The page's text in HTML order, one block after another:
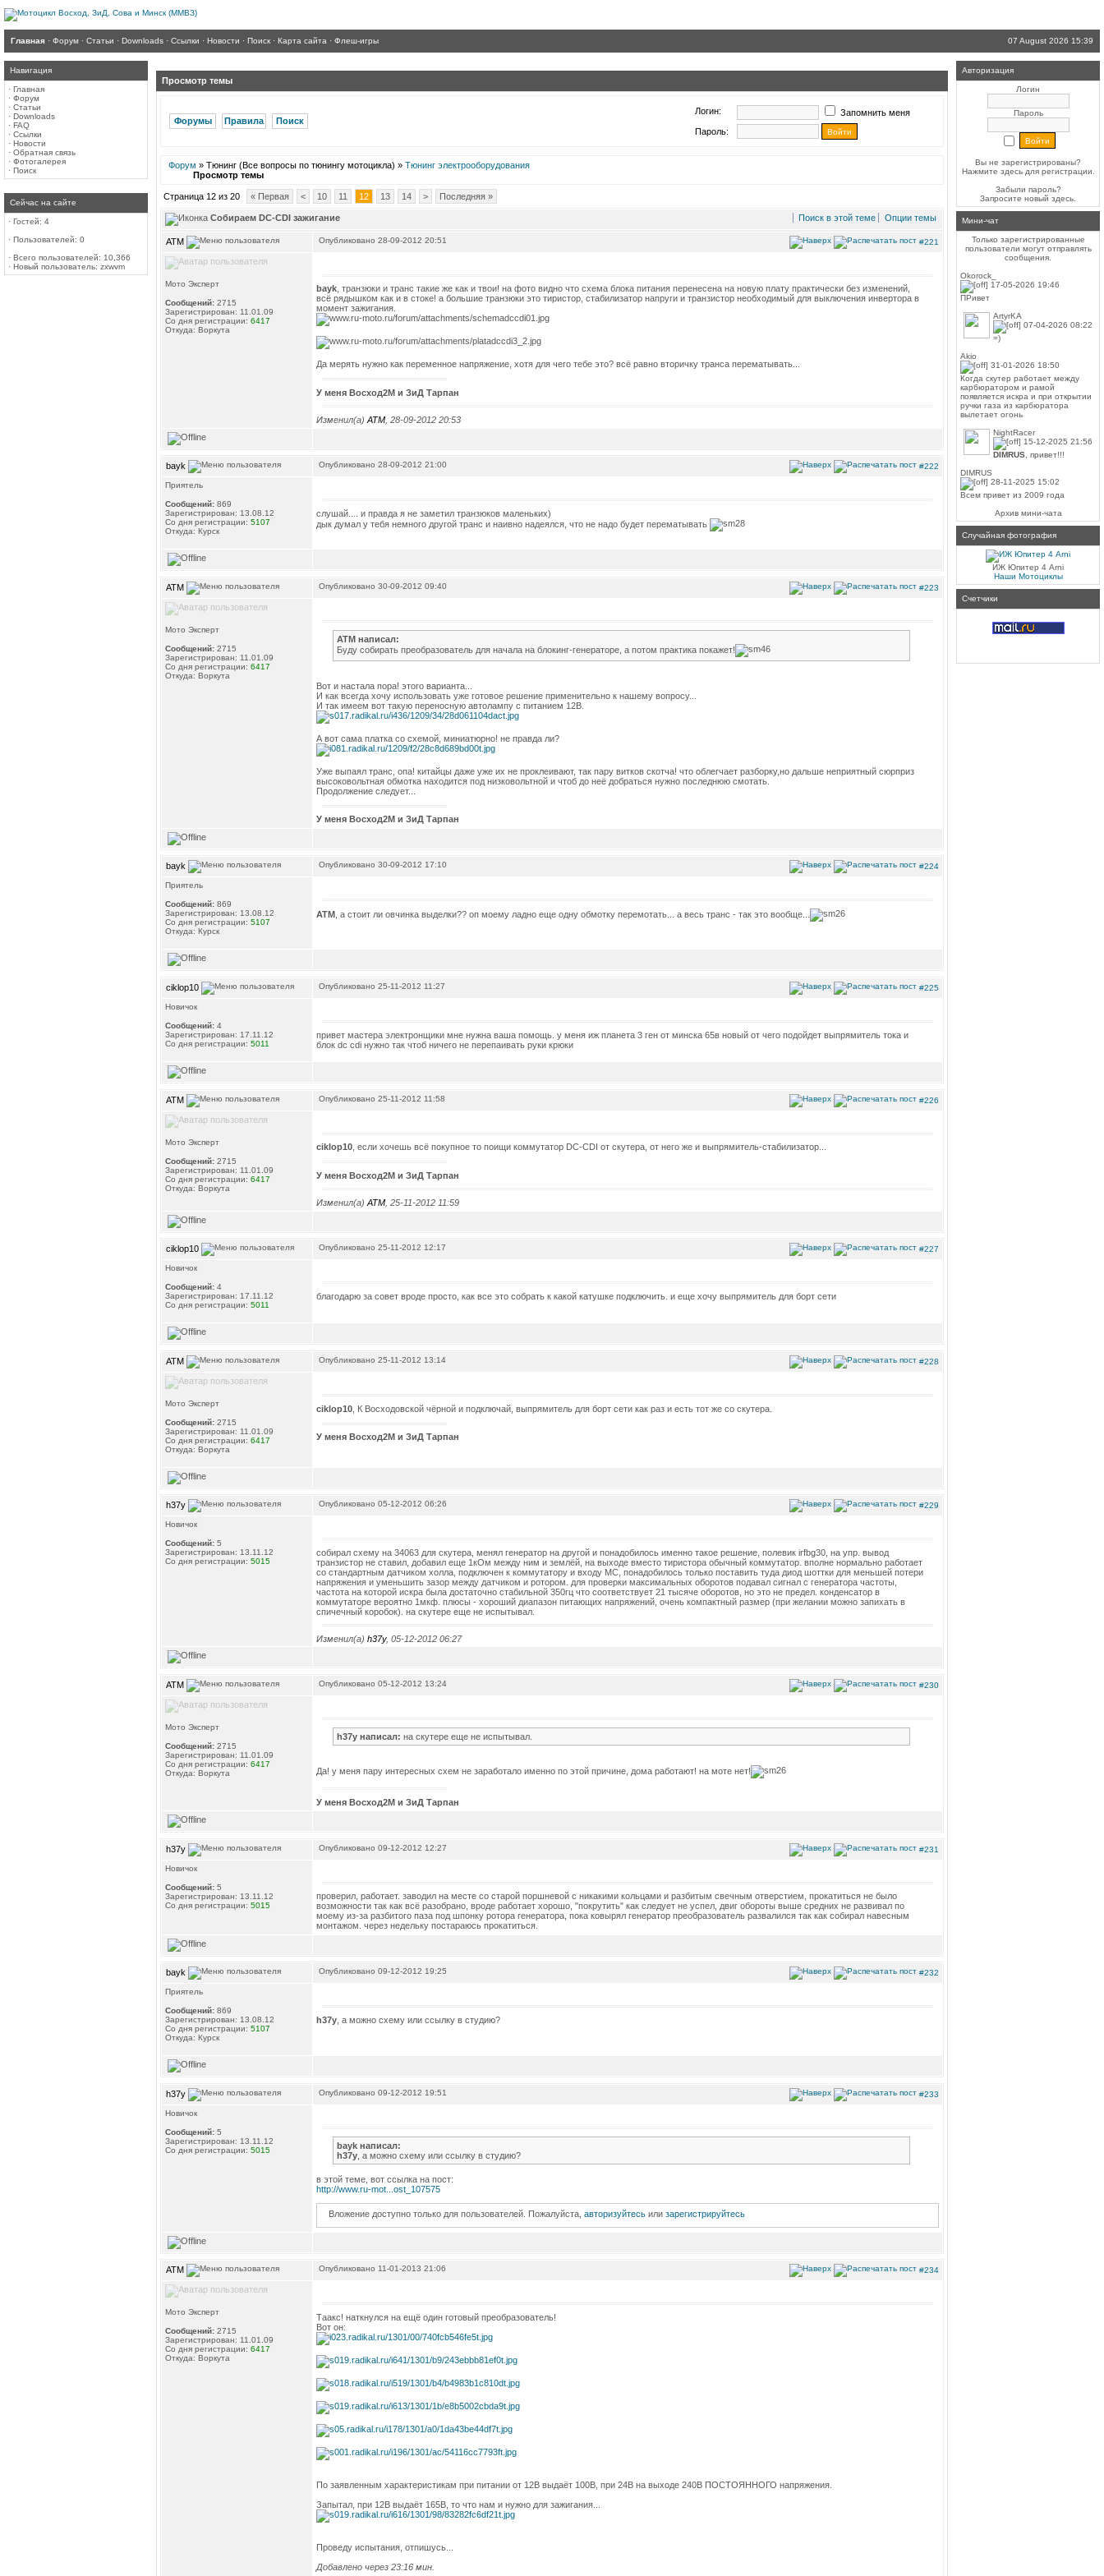
Главная · Форум · Статьи · Downloads · Ссылки · Новости · Поиск · Карта сайта · Флеш-игры 07 August 2026 15:39
Навигация
· Главная
· Форум
· Статьи
· Downloads
· FAQ
· Ссылки
· Новости
· Обратная связь
· Фотогалерея
· Поиск
Сейчас на сайте
· Гостей: 4
· Пользователей: 0
· Всего пользователей: 10,366
· Новый пользователь: zxwvm
Просмотр темы
Форумы Правила Поиск
Логин:
Запомнить меня
Пароль:
Форум » Тюнинг (Все вопросы по тюнингу мотоцикла) » Тюнинг электрооборудования
Просмотр темы
Страница 12 из 20 « Первая < 10 11 12 13 14 > Последняя »
Поиск в этой теме Опции темы
Собираем DC-CDI зажигание
ATM #221
Опубликовано 28-09-2012 20:51
Мото Эксперт
Сообщений: 2715
Зарегистрирован: 11.01.09
Со дня регистрации: 6417
Откуда: Воркута
bayk , транзюки и транс такие же как и твои! на фото видно что схема блока питания перенесена на новую плату практически без изменений,
всё рядышком как и в стоке! а большие транзюки это тиристор, стабилизатор напруги и транзистор необходимый для выключения инвертора в
момент зажигания.
Да мерять нужно как переменное напряжение, хотя для чего тебе это? всё равно вторичку транса перематывать...
У меня Восход2М и ЗиД Тарпан
Изменил(а) ATM , 28-09-2012 20:53
bayk #222
Опубликовано 28-09-2012 21:00
Приятель
Сообщений: 869
Зарегистрирован: 13.08.12
Со дня регистрации: 5107
Откуда: Курск
слушай.... и правда я не заметил транзюков маленьких)
дык думал у тебя немного другой транс и наивно надеялся, что не надо будет перематывать
ATM #223
Опубликовано 30-09-2012 09:40
Мото Эксперт
Сообщений: 2715
Зарегистрирован: 11.01.09
Со дня регистрации: 6417
Откуда: Воркута
ATM написал:
Буду собирать преобразователь для начала на блокинг-генераторе, а потом практика покажет!
Вот и настала пора! этого варианта...
И как всегда хочу использовать уже готовое решение применительно к нашему вопросу...
И так имеем вот такую переносную автолампу с питанием 12В.
А вот сама платка со схемой, миниатюрно! не правда ли?
Уже выпаял транс, опа! китайцы даже уже их не проклеивают, так пару витков скотча! что облегчает разборку,но дальше неприятный сюрприз
высоковольтная обмотка находится под низковольтной и чтоб до неё добраться нужно последнюю смотать.
Продолжение следует...
У меня Восход2М и ЗиД Тарпан
bayk #224
Опубликовано 30-09-2012 17:10
Приятель
Сообщений: 869
Зарегистрирован: 13.08.12
Со дня регистрации: 5107
Откуда: Курск
ATM , а стоит ли овчинка выделки?? оп моему ладно еще одну обмотку перемотать... а весь транс - так это вообще...
ciklop10 #225
Опубликовано 25-11-2012 11:27
Новичок
Сообщений: 4
Зарегистрирован: 17.11.12
Со дня регистрации: 5011
привет мастера электронщики мне нужна ваша помощь. у меня иж планета 3 ген от минска 65в новый от чего подойдет выпрямитель тока и
блок dc cdi нужно так чтоб ничего не перепаивать руки крюки
ATM #226
Опубликовано 25-11-2012 11:58
Мото Эксперт
Сообщений: 2715
Зарегистрирован: 11.01.09
Со дня регистрации: 6417
Откуда: Воркута
ciklop10 , если хочешь всё покупное то поищи коммутатор DC-CDI от скутера, от него же и выпрямитель-стабилизатор...
У меня Восход2М и ЗиД Тарпан
Изменил(а) ATM , 25-11-2012 11:59
ciklop10 #227
Опубликовано 25-11-2012 12:17
Новичок
Сообщений: 4
Зарегистрирован: 17.11.12
Со дня регистрации: 5011
благодарю за совет вроде просто, как все это собрать к какой катушке подключить. и еще хочу выпрямитель для борт сети
ATM #228
Опубликовано 25-11-2012 13:14
Мото Эксперт
Сообщений: 2715
Зарегистрирован: 11.01.09
Со дня регистрации: 6417
Откуда: Воркута
ciklop10 , К Восходовской чёрной и подключай, выпрямитель для борт сети как раз и есть тот же со скутера.
У меня Восход2М и ЗиД Тарпан
h37y #229
Опубликовано 05-12-2012 06:26
Новичок
Сообщений: 5
Зарегистрирован: 13.11.12
Со дня регистрации: 5015
собирал схему на 34063 для скутера, менял генератор на другой и понадобилось именно такое решение, полевик irfbg30, на упр. вывод
транзистор не ставил, добавил еще 1кОм между ним и землёй, на выходе вместо тиристора обычный коммутатор. вполне нормально работает
со стандартным датчиком холла, подключен к коммутатору и входу МС, понадобилось только поставить туда диод шоттки для меньшей потери
напряжения и уменьшить зазор между датчиком и ротором. для проверки максимальных оборотов подавал сигнал с генератора частоты,
частота на которой искра была достаточно стабильной 350гц что соответствует 21 тысяче оборотов, но это не предел. конденсатор в
коммутаторе вероятно 1мкф. плюсы - хороший диапазон питающих напряжений, очень компактный размер (при желании можно запихать в
спичечный коробок). на скутере еще не испытывал.
Изменил(а) h37y, 05-12-2012 06:27
ATM #230
Опубликовано 05-12-2012 13:24
Мото Эксперт
Сообщений: 2715
Зарегистрирован: 11.01.09
Со дня регистрации: 6417
Откуда: Воркута
h37y написал: на скутере еще не испытывал.
Да! у меня пару интересных схем не заработало именно по этой причине, дома работают! на моте нет!
У меня Восход2М и ЗиД Тарпан
h37y #231
Опубликовано 09-12-2012 12:27
Новичок
Сообщений: 5
Зарегистрирован: 13.11.12
Со дня регистрации: 5015
проверил, работает. заводил на месте со старой поршневой с никакими кольцами и разбитым свечным отверстием, прокатиться не было
возможности так как всё разобрано, вроде работает хорошо, "покрутить" как следует не успел, двиг обороты выше средних не развивал по
моему из-за разбитого паза под шпонку ротора генератора, пока ковырял генератор преобразователь развалился так как собирал навесным
монтажом. через недельку постараюсь прокатиться.
bayk #232
Опубликовано 09-12-2012 19:25
Приятель
Сообщений: 869
Зарегистрирован: 13.08.12
Со дня регистрации: 5107
Откуда: Курск
h37y , а можно схему или ссылку в студию?
h37y #233
Опубликовано 09-12-2012 19:51
Новичок
Сообщений: 5
Зарегистрирован: 13.11.12
Со дня регистрации: 5015
bayk написал:
h37y , а можно схему или ссылку в студию?
в этой теме, вот ссылка на пост:
http://www.ru-mot...ost_107575
Вложение доступно только для пользователей. Пожалуйста,авторизуйтесь илизарегистрируйтесь
ATM #234
Опубликовано 11-01-2013 21:06
Мото Эксперт
Сообщений: 2715
Зарегистрирован: 11.01.09
Со дня регистрации: 6417
Откуда: Воркута
Таакс! наткнулся на ещё один готовый преобразователь!
Вот он:
По заявленным характеристикам при питании от 12В выдаёт 100В, при 24В на выходе 240В ПОСТОЯННОГО напряжения.
Запытал, при 12В выдаёт 165В, то что нам и нужно для зажигания...
Проведу испытания, отпишусь...
Добавлено через 23:16 мин.
Авторизация
Логин
Пароль
Вы не зарегистрированы?
Нажмите здесьдля регистрации.
Забыли пароль?
Запросите новый здесь.
Мини-чат
Только зарегистрированные
пользователи могут отправлять
сообщения.
Okorock_
17-05-2026 19:46
ПРивет
ArtyrKA
07-04-2026 08:22
=)
Akio
31-01-2026 18:50
Когда скутер работает между
карбюратором и рамой
появляется искра и при открытии
ручки газа из карбюратора
вылетает огонь
NightRacer
15-12-2025 21:56
DIMRUS , привет!!!
DIMRUS
28-11-2025 15:02
Всем привет из 2009 года
Архив мини-чата
Случайная фотография
ИЖ Юпитер 4 Arni
Наши Мотоциклы
Счетчики